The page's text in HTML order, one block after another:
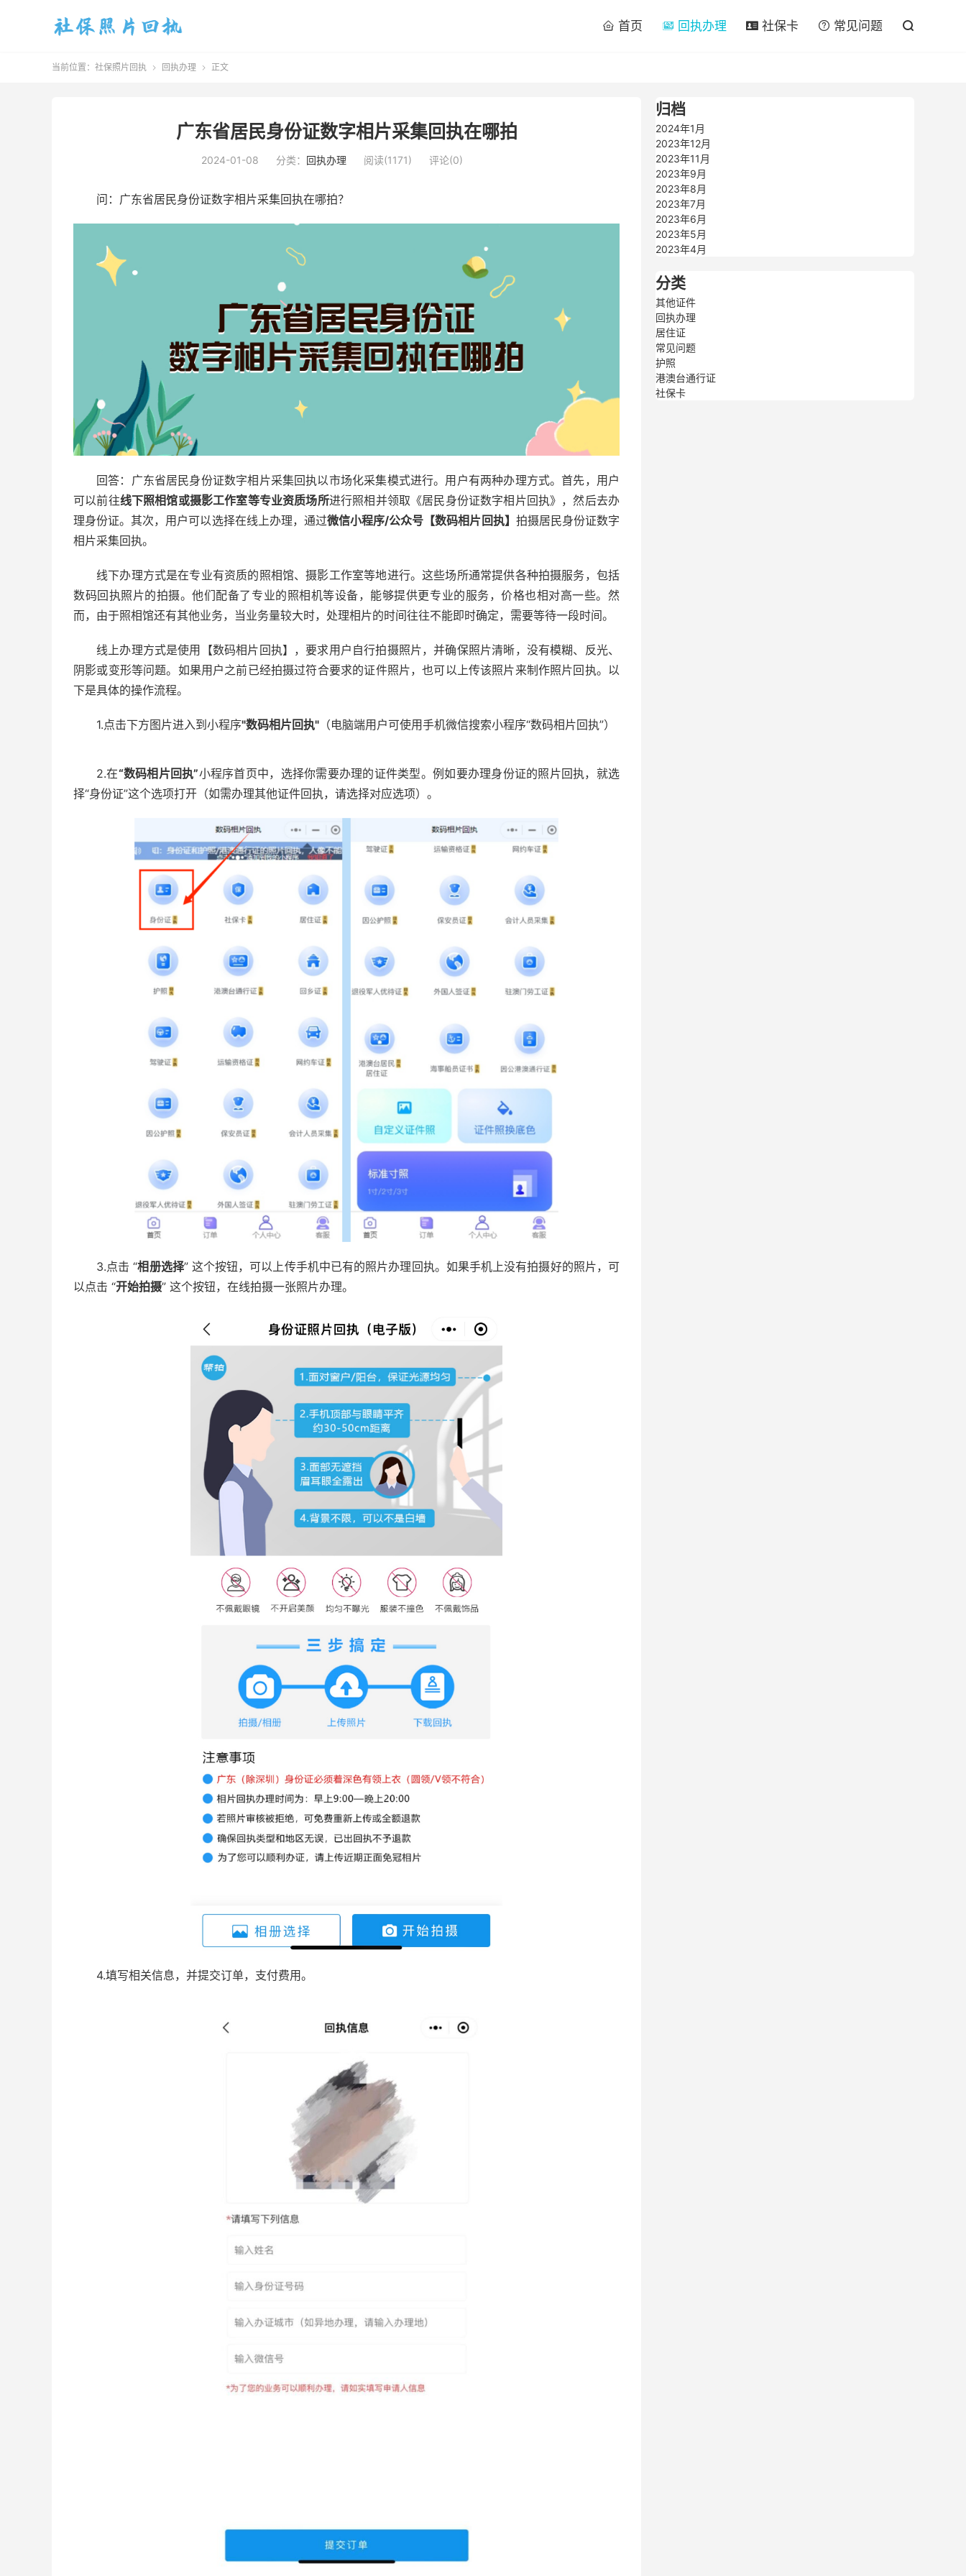
 首页  回执办理  社保卡  常见问题 
当前位置： 社保照片回执  回执办理  正文
广东省居民身份证数字相片采集回执在哪拍
2024-01-08 分类： 回执办理 阅读(1171) 评论(0)
问：广东省居民身份证数字相片采集回执在哪拍？
回答：广东省居民身份证数字相片采集回执以市场化采集模式进行。用户有两种办理方式。首先，用户
可以前往线下照相馆或摄影工作室等专业资质场所进行照相并领取《居民身份证数字相片回执》，然后去办
理身份证。其次，用户可以选择在线上办理，通过微信小程序/公众号【数码相片回执】 拍摄居民身份证数字
相片采集回执。
线下办理方式是在专业有资质的照相馆、摄影工作室等地进行。这些场所通常提供各种拍摄服务，包括
数码回执照片的拍摄。他们配备了专业的照相机等设备，能够提供更专业的服务，价格也相对高一些。然
而，由于照相馆还有其他业务，当业务量较大时，处理相片的时间往往不能即时确定，需要等待一段时间。
线上办理方式是使用【数码相片回执】，要求用户自行拍摄照片，并确保照片清晰，没有模糊、反光、
阴影或变形等问题。如果用户之前已经拍摄过符合要求的证件照片，也可以上传该照片来制作照片回执。以
下是具体的操作流程。
1.点击下方图片进入到小程序"数码相片回执" （电脑端用户可使用手机微信搜索小程序“数码相片回执”）
2.在“数码相片回执”小程序首页中，选择你需要办理的证件类型。例如要办理身份证的照片回执，就选
择“身份证”这个选项打开（如需办理其他证件回执，请选择对应选项）。
3.点击 “相册选择” 这个按钮，可以上传手机中已有的照片办理回执。如果手机上没有拍摄好的照片，可
以点击 “开始拍摄” 这个按钮，在线拍摄一张照片办理。
4.填写相关信息，并提交订单，支付费用。
归档
2024年1月
2023年12月
2023年11月
2023年9月
2023年8月
2023年7月
2023年6月
2023年5月
2023年4月
分类
其他证件
回执办理
居住证
常见问题
护照
港澳台通行证
社保卡